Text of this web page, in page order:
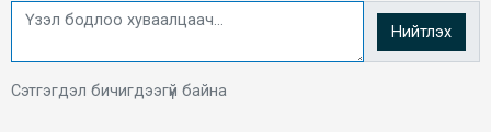
Нийтлэх
Сэтгэгдэл бичигдээгүй байна